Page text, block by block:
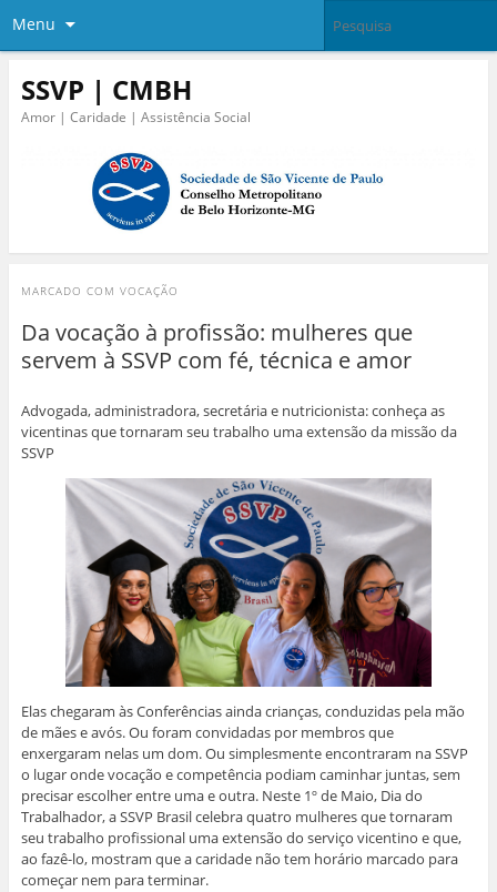
Menu
SSVP | CMBH
Amor | Caridade | Assistência Social
MARCADO COM VOCAÇÃO
Da vocação à profissão: mulheres que
servem à SSVP com fé, técnica e amor
Advogada, administradora, secretária e nutricionista: conheça as
vicentinas que tornaram seu trabalho uma extensão da missão da
SSVP
Elas chegaram às Conferências ainda crianças, conduzidas pela mão
de mães e avós. Ou foram convidadas por membros que
enxergaram nelas um dom. Ou simplesmente encontraram na SSVP
o lugar onde vocação e competência podiam caminhar juntas, sem
precisar escolher entre uma e outra. Neste 1º de Maio, Dia do
Trabalhador, a SSVP Brasil celebra quatro mulheres que tornaram
seu trabalho profissional uma extensão do serviço vicentino e que,
ao fazê-lo, mostram que a caridade não tem horário marcado para
começar nem para terminar.